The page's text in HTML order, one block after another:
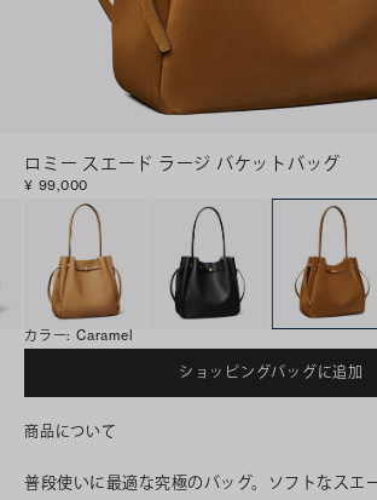
ロミー スエード ラージ バケットバッグ
¥ 99,000
カラー: Caramel
ショッピングバッグに追加
商品について
普段使いに最適な究極のバッグ。ソフトなスエ